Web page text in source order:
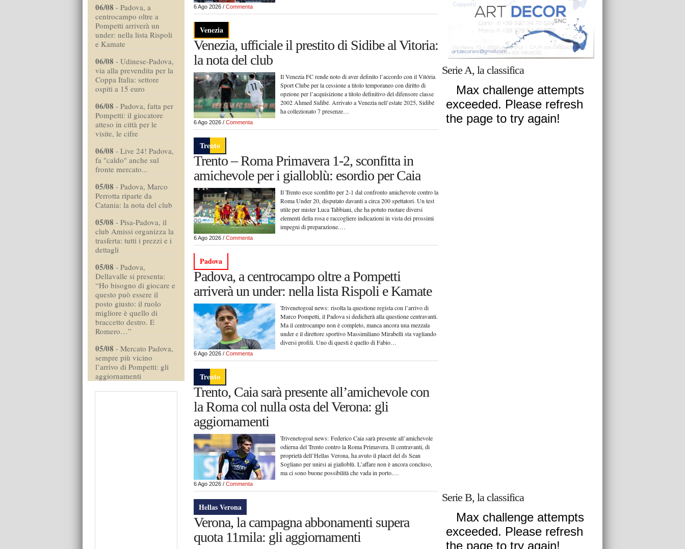
06/08 - Padova, a
centrocampo oltre a
Pompetti arriverà un
under: nella lista Rispoli
e Kamate
06/08 - Udinese-Padova,
via alla prevendita per la
Coppa Italia: settore
ospiti a 15 euro
06/08 - Padova, fatta per
Pompetti: il giocatore
atteso in città per le
visite, le cifre
06/08 - Live 24! Padova,
fa "caldo" anche sul
fronte mercato...
05/08 - Padova, Marco
Perrotta riparte da
Catania: la nota del club
05/08 - Pisa-Padova, il
club Amissi organizza la
trasferta: tutti i prezzi e i
dettagli
05/08 - Padova,
Dellavalle si presenta:
“Ho bisogno di giocare e
questo può essere il
posto giusto: il ruolo
migliore è quello di
braccetto destro. E
Romero…”
05/08 - Mercato Padova,
sempre più vicino
l’arrivo di Pompetti: gli
aggiornamenti
6 Ago 2026 / Commenta
Venezia
Venezia, ufficiale il prestito di Sidibe al Vitoria:
la nota del club
Il Venezia FC rende noto di aver definito l’accordo con il Vitória
Sport Clube per la cessione a titolo temporaneo con diritto di
opzione per l’acquisizione a titolo definitivo del difensore classe
2002 Ahmed Sidibé. Arrivato a Venezia nell’estate 2025, Sidibé
ha collezionato 7 presenze…
6 Ago 2026 / Commenta
Trento
Trento – Roma Primavera 1-2, sconfitta in
amichevole per i gialloblù: esordio per Caia
Il Trento esce sconfitto per 2-1 dal confronto amichevole contro la
Roma Under 20, disputato davanti a circa 200 spettatori. Un test
utile per mister Luca Tabbiani, che ha potuto ruotare diversi
elementi della rosa e raccogliere indicazioni in vista dei prossimi
impegni di preparazione.…
6 Ago 2026 / Commenta
Padova
Padova, a centrocampo oltre a Pompetti
arriverà un under: nella lista Rispoli e Kamate
Trivenetogoal news: risolta la questione regista con l’arrivo di
Marco Pompetti, il Padova si dedicherà alla questione centravanti.
Ma il centrocampo non è completo, manca ancora una mezzala
under e il direttore sportivo Massimiliano Mirabelli sta vagliando
diversi profili. Uno di questi è quello di Fabio…
6 Ago 2026 / Commenta
Trento
Trento, Caia sarà presente all’amichevole con
la Roma col nulla osta del Verona: gli
aggiornamenti
Trivenetogoal news: Federico Caia sarà presente all’amichevole
odierna del Trento contro la Roma Primavera. Il centravanti, di
proprietà dell’Hellas Verona, ha avuto il placet del ds Sean
Sogliano per unirsi ai gialloblù. L’affare non è ancora concluso,
ma ci sono buone possibilità che vada in porto.…
6 Ago 2026 / Commenta
Hellas Verona
Verona, la campagna abbonamenti supera
quota 11mila: gli aggiornamenti
Serie A, la classifica
Serie B, la classifica